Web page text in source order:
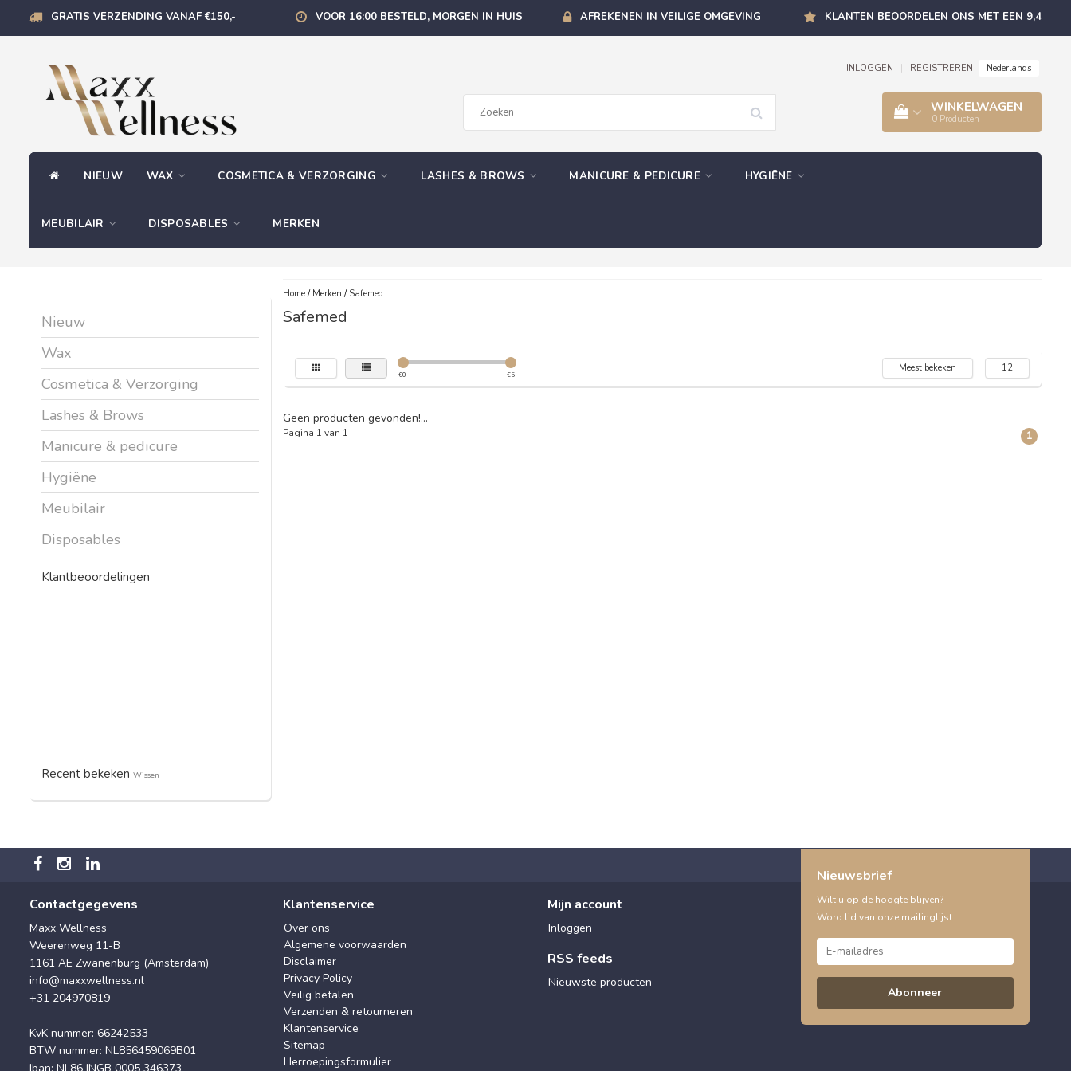
GRATIS VERZENDING VANAF €150,- VOOR 16:00 BESTELD, MORGEN IN HUIS AFREKENEN IN VEILIGE OMGEVING KLANTEN BEOORDELEN ONS MET EEN 9,4
INLOGGEN REGISTREREN Nederlands
WINKELWAGEN
0 Producten
NIEUW WAX COSMETICA & VERZORGING LASHES & BROWS MANICURE & PEDICURE HYGIËNE
MEUBILAIR DISPOSABLES MERKEN
Nieuw
Wax
Cosmetica & Verzorging
Lashes & Brows
Manicure & pedicure
Hygiëne
Meubilair
Disposables
Klantbeoordelingen
Recent bekeken Wissen
Home/ Merken / Safemed
Safemed
€0 €5
Meest bekeken 12
Geen producten gevonden!...
Pagina 1 van 1 1
Contactgegevens
Maxx Wellness
Weerenweg 11-B
1161 AE Zwanenburg (Amsterdam)
info@maxxwellness.nl
+31 204970819
KvK nummer: 66242533
BTW nummer: NL856459069B01
Iban: NL86 INGB 0005 346373
Klantenservice
Over ons
Algemene voorwaarden
Disclaimer
Privacy Policy
Veilig betalen
Verzenden & retourneren
Klantenservice
Sitemap
Herroepingsformulier
Mijn account
Inloggen
RSS feeds
Nieuwste producten
Nieuwsbrief
Wilt u op de hoogte blijven?
Word lid van onze mailinglijst:
Abonneer